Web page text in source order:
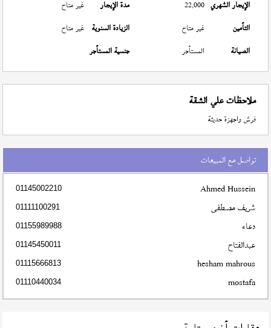
الإيجار الشهري 22,000 مدة الإيجار
غير متاح
التأمين
غير متاح الزيادة السنوية غير متاح
الصيانة
المستأجر جنسية المستأجر
ملاحظات علي الشقة
فرش واجهزة حديثة
تواصل مع المبيعات
Ahmed Hussein
01145002210
شريف مصطفى 01111100291
دعاء 01155989988
عبدالفتاح 01145450011
hesham mahrous
01115666813
mostafa
01110440034